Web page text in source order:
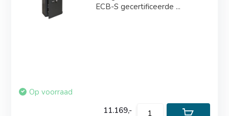
ECB-S gecertificeerde ...
Op voorraad
11.169,-